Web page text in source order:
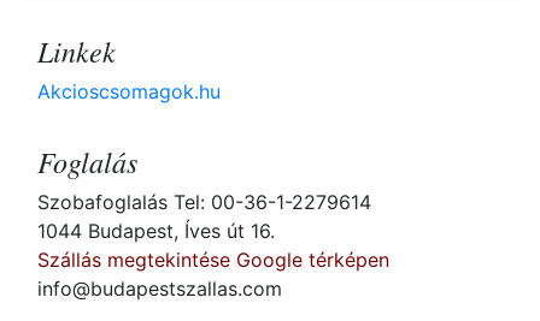
Linkek
Akcioscsomagok.hu
Foglalás
Szobafoglalás Tel: 00-36-1-2279614
1044 Budapest, Íves út 16.
Szállás megtekintése Google térképen
info@budapestszallas.com